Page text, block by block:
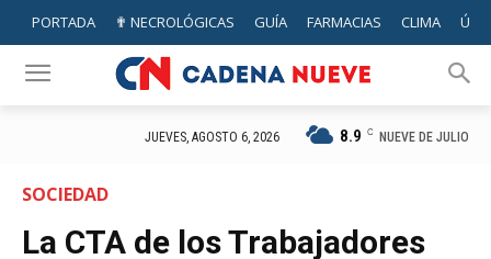
PORTADA ✟ NECROLÓGICAS GUÍA FARMACIAS CLIMA
JUEVES, AGOSTO 6, 2026 8.9 C NUEVE DE JULIO
SOCIEDAD
La CTA de los Trabajadores